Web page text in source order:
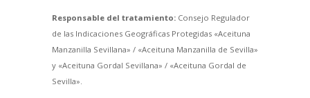
Responsable del tratamiento:Consejo Regulador
de las Indicaciones Geográficas Protegidas «Aceituna
Manzanilla Sevillana» / «Aceituna Manzanilla de Sevilla»
y «Aceituna Gordal Sevillana» / «Aceituna Gordal de
Sevilla».